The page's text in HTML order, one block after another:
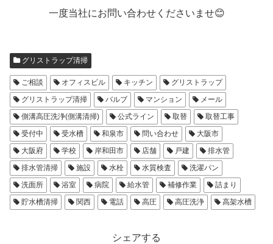
一度当社にお問い合わせくださいませ😊
グリストラップ清掃
ご相談 オフィスビル キッチン
グリストラップ
グリストラップ清掃
バルブ マンション
メール
側溝高圧洗浄(側溝清掃)
公式ライン 取替
取替工事
受付中
受水槽 和泉市 問い合わせ
大阪市
大阪府
学校 岸和田市 店舗 戸建
排水管
排水管清掃
施設 水栓 水質検査
洗濯パン
洗面所
浴室 病院 給水管 補修作業
詰まり
貯水槽清掃
関西 電話 高圧 高圧洗浄 高架水槽
シェアする